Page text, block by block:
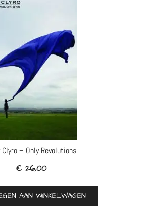
– Only Revolutions
€26,00
AAN WINKELWAGEN